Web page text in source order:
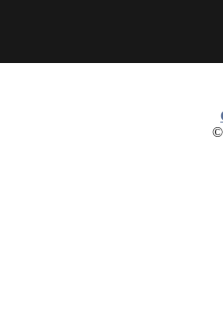
©